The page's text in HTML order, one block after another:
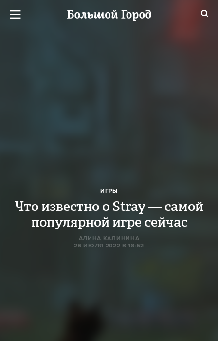
ИГРЫ
Что известно о Stray — самой
популярной игре сейчас
AЛИНА КАЛИНИНА
26 ИЮЛЯ 2022 В 18:52